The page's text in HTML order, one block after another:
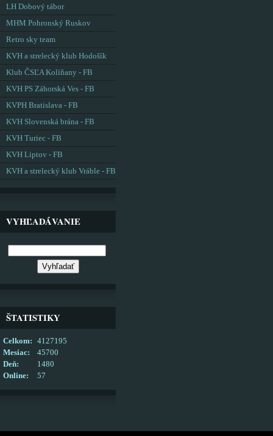
LH Dobový tábor
MHM Pohronský Ruskov
Retro sky team
KVH a strelecký klub Hodošík
Klub ČSĽA Kolíňany - FB
KVH PS Záhorská Ves - FB
KVPH Bratislava - FB
KVH Slovenská brána - FB
KVH Turiec - FB
KVH Liptov - FB
KVH a strelecký klub Vráble - FB
VYHĽADÁVANIE
ŠTATISTIKY
Online: 57
Celkom:
4127195
Mesiac:
45700
Deň:
1480